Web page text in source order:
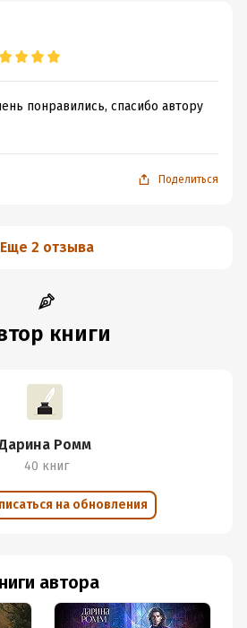
понравились, спасибо автору
Поделиться
Еще 2 отзыва
книги
Ромм
40 книг
на обновления
автора